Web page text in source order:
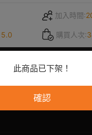
此商品已下架！
確認
加入時間:
購買人次: